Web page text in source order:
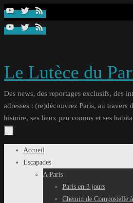
Passer
contenu
Le Lutèce du
Des news, des reportages exclusifs, des
adresses : (re)découvrez Paris, au travers
histoire, ses lieux peu connus et ses
Passer
Accueil
Escapades
A Paris
Paris en 3 jours
Chemin de Compostelle